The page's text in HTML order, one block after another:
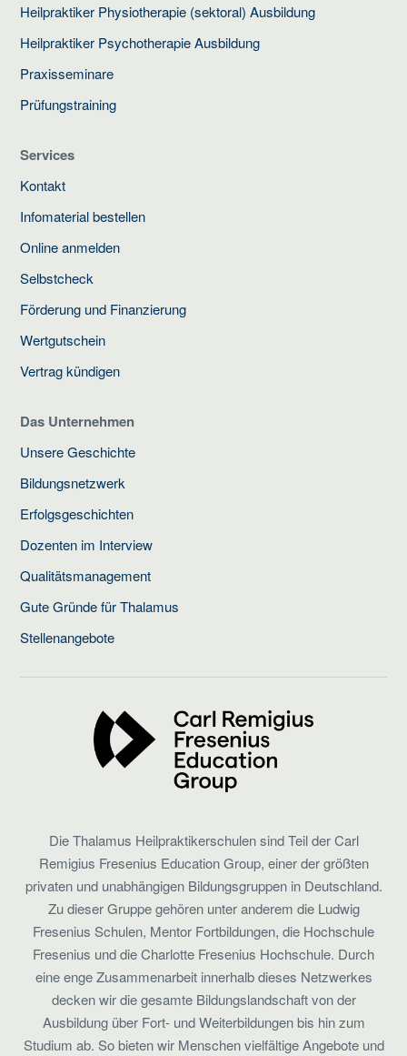
Heilpraktiker Physiotherapie (sektoral) Ausbildung
Heilpraktiker Psychotherapie Ausbildung
Praxisseminare
Prüfungstraining
Services
Kontakt
Infomaterial bestellen
Online anmelden
Selbstcheck
Förderung und Finanzierung
Wertgutschein
Vertrag kündigen
Das Unternehmen
Unsere Geschichte
Bildungsnetzwerk
Erfolgsgeschichten
Dozenten im Interview
Qualitätsmanagement
Gute Gründe für Thalamus
Stellenangebote
Die Thalamus Heilpraktikerschulen sind Teil der Carl
Remigius Fresenius Education Group, einer der größten
privaten und unabhängigen Bildungsgruppen in Deutschland.
Zu dieser Gruppe gehören unter anderem die Ludwig
Fresenius Schulen, Mentor Fortbildungen, die Hochschule
Fresenius und die Charlotte Fresenius Hochschule. Durch
eine enge Zusammenarbeit innerhalb dieses Netzwerkes
decken wir die gesamte Bildungslandschaft von der
Ausbildung über Fort- und Weiterbildungen bis hin zum
Studium ab. So bieten wir Menschen vielfältige Angebote und